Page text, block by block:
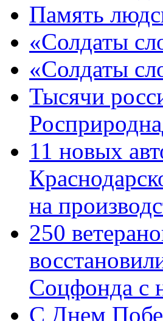
Память
«Солдаты
«Солдаты
Тысячи
11 новых
на
250
Соцфонда с
С Днем